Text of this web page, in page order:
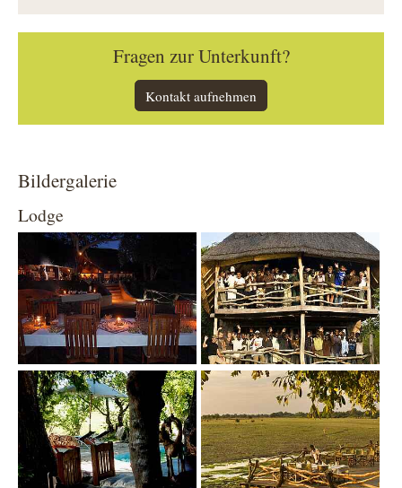
Fragen zur Unterkunft?
Kontakt aufnehmen
Bildergalerie
Lodge
Show larger version Show larger version
Show larger version Show larger version